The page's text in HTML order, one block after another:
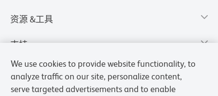
资源 &工具
支持
We use cookies to provide website functionality, to
analyze traffic on our site, personalize content,
serve targeted advertisements and to enable